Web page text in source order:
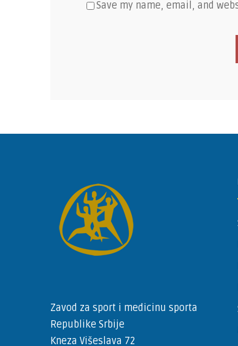
Save my name, email, and
Zavod za sport i medicinu sporta
Republike Srbije
Kneza Višeslava 72